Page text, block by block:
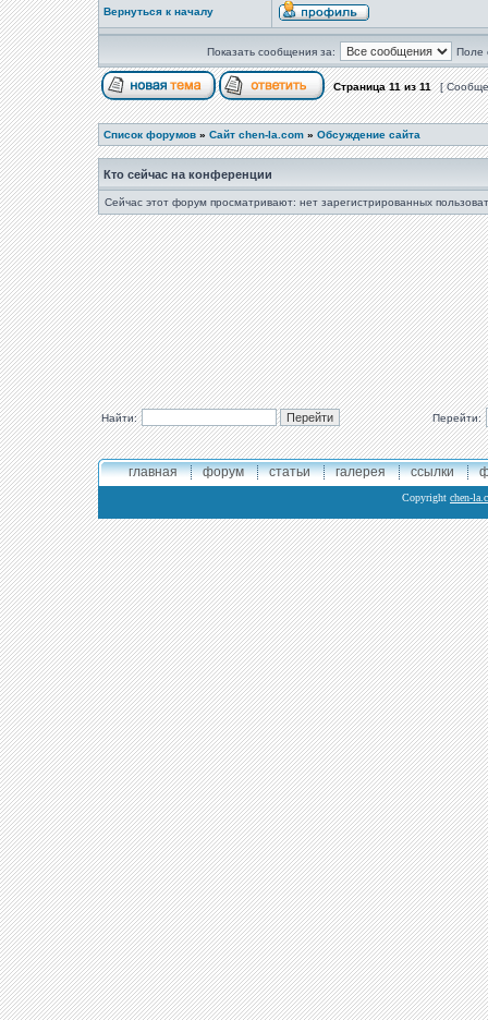
Вернуться к началу
Показать сообщения за: Поле
Страница11из11 [
Список форумов » Сайт chen-la.com » Обсуждение сайта
Кто сейчас на конференции
Сейчас этот форум просматривают: нет зарегистрированных
Найти: Перейти:
главная форум статьи галерея ссылки
Copyright chen-